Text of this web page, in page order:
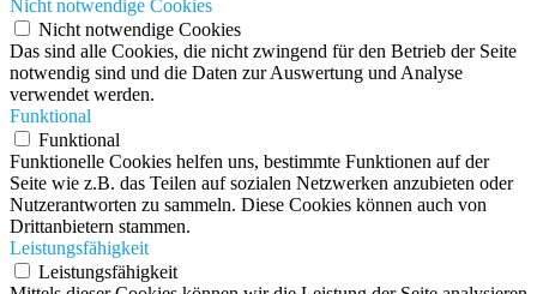
Nicht notwendige Cookies
Nicht notwendige Cookies
Das sind alle Cookies, die nicht zwingend für den Betrieb der Seite
notwendig sind und die Daten zur Auswertung und Analyse
verwendet werden.
Funktional
Funktional
Funktionelle Cookies helfen uns, bestimmte Funktionen auf der
Seite wie z.B. das Teilen auf sozialen Netzwerken anzubieten oder
Nutzerantworten zu sammeln. Diese Cookies können auch von
Drittanbietern stammen.
Leistungsfähigkeit
Leistungsfähigkeit